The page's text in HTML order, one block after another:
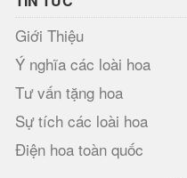
Giới Thiệu
Ý nghĩa các loài hoa
Tư vấn tặng hoa
Sự tích các loài hoa
Điện hoa toàn quốc